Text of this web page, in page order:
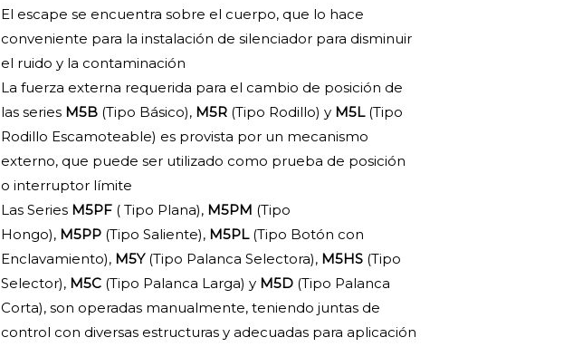
El escape se encuentra sobre el cuerpo, que lo hace
conveniente para la instalación de silenciador para disminuir
el ruido y la contaminación
La fuerza externa requerida para el cambio de posición de
las series M5B (Tipo Básico), M5R (Tipo Rodillo) y M5L(Tipo
Rodillo Escamoteable) es provista por un mecanismo
externo, que puede ser utilizado como prueba de posición
o interruptor límite
Las Series M5PF ( Tipo Plana), M5PM (Tipo
Hongo), M5PP (Tipo Saliente), M5PL (Tipo Botón con
Enclavamiento), M5Y(Tipo Palanca Selectora), M5HS (Tipo
Selector), M5C (Tipo Palanca Larga) y M5D (Tipo Palanca
Corta), son operadas manualmente, teniendo juntas de
control con diversas estructuras y adecuadas para aplicación